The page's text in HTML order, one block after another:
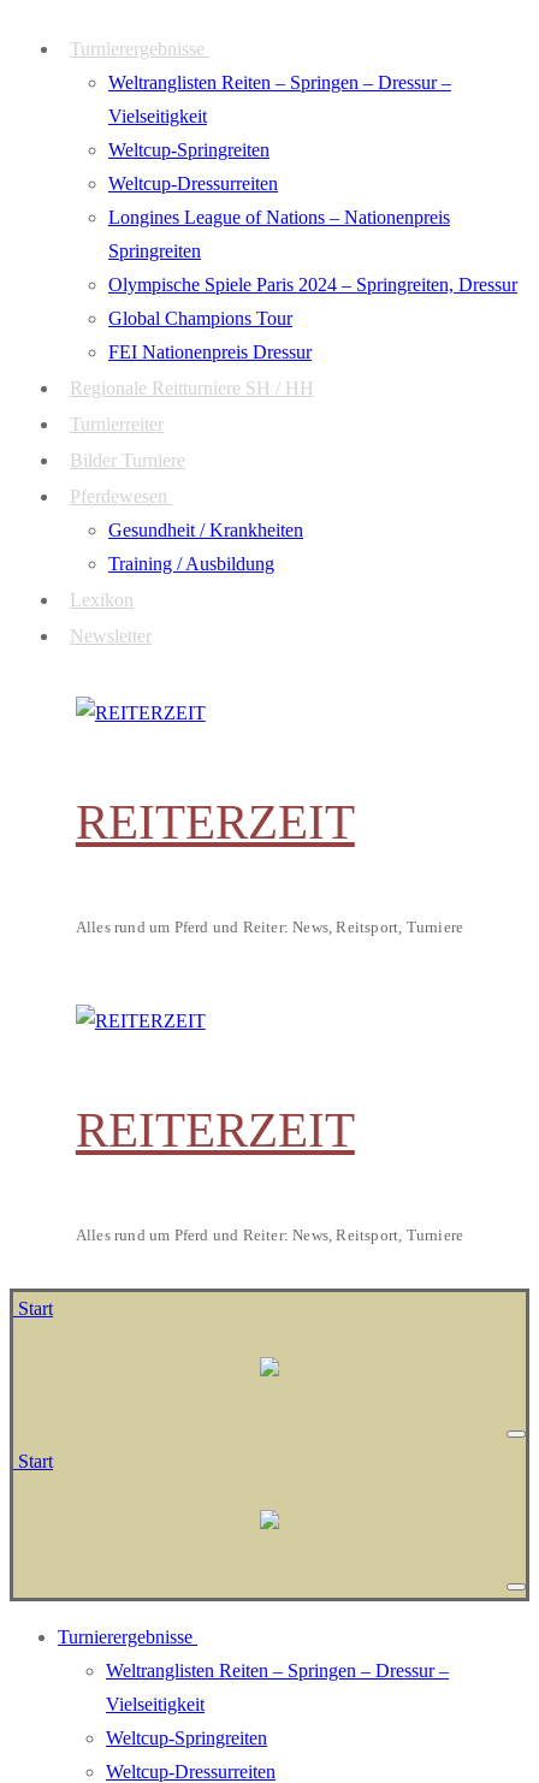
Turnierergebnisse
Weltranglisten Reiten – Springen – Dressur –
Vielseitigkeit
Weltcup-Springreiten
Weltcup-Dressurreiten
Longines League of Nations – Nationenpreis
Springreiten
Olympische Spiele Paris 2024 – Springreiten, Dressur
Global Champions Tour
FEI Nationenpreis Dressur
Regionale Reitturniere SH / HH
Turnierreiter
Bilder Turniere
Pferdewesen
Gesundheit / Krankheiten
Training / Ausbildung
Lexikon
Newsletter
REITERZEIT
Alles rund um Pferd und Reiter: News, Reitsport, Turniere
REITERZEIT
Alles rund um Pferd und Reiter: News, Reitsport, Turniere
Start
Start
Turnierergebnisse
Weltranglisten Reiten – Springen – Dressur –
Vielseitigkeit
Weltcup-Springreiten
Weltcup-Dressurreiten